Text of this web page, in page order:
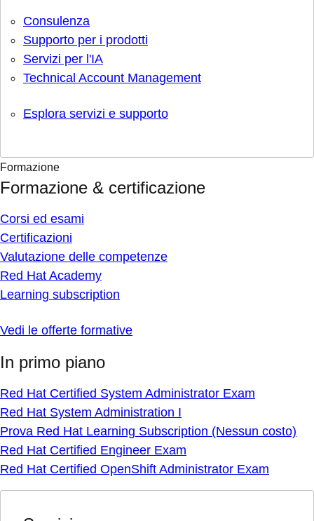
Consulenza
Supporto per i prodotti
Servizi per l'IA
Technical Account Management
Esplora servizi e supporto
Formazione
Formazione & certificazione
Corsi ed esami
Certificazioni
Valutazione delle competenze
Red Hat Academy
Learning subscription
Vedi le offerte formative
In primo piano
Red Hat Certified System Administrator Exam
Red Hat System Administration I
Prova Red Hat Learning Subscription (Nessun costo)
Red Hat Certified Engineer Exam
Red Hat Certified OpenShift Administrator Exam